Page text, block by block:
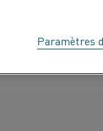
Paramètres